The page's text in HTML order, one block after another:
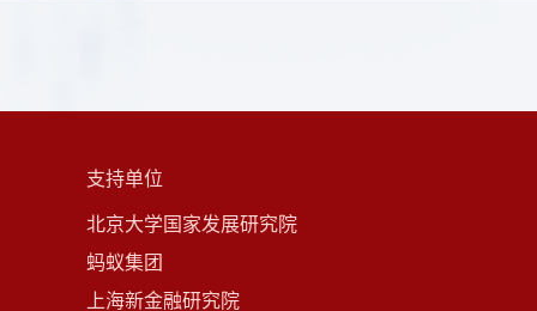
支持单位
北京大学国家发展研究院
蚂蚁集团
上海新金融研究院